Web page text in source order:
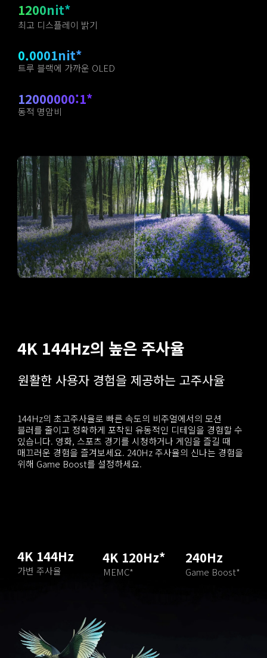
1200nit*
최고 디스플레이 밝기
0.0001nit*
트루 블랙에 가까운 OLED
12000000:1*
동적 명암비
4K 144Hz의 높은 주사율
원활한 사용자 경험을 제공하는 고주사율
144Hz의 초고주사율로 빠른 속도의 비주얼에서의 모션
블러를 줄이고 정확하게 포착된 유동적인 디테일을 경험할 수
있습니다. 영화, 스포츠 경기를 시청하거나 게임을 즐길 때
매끄러운 경험을 즐겨보세요. 240Hz 주사율의 신나는 경험을
위해 Game Boost를 설정하세요.
4K 144Hz
가변 주사율
4K 120Hz*
MEMC*
240Hz
Game Boost*